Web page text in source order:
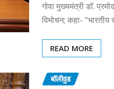
गोवा मुख्यमंत्री डॉ.
विमोचन; कहा-
READ MORE
बॉलीवुड